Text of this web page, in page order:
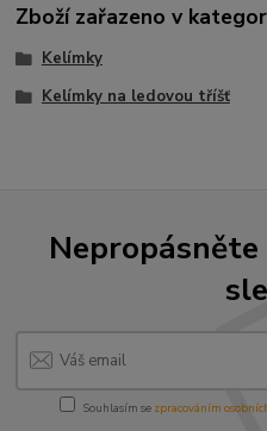
Zboží zařazeno v
Kelímky
Kelímky na ledovou tříšť
Nepropásněte
Souhlasím se zpracováním